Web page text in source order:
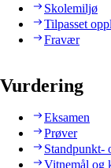
Skolemiljø
Tilpasset
Fravær
Vurdering
Eksamen
Prøver
Standpunkt-
Vitnemål og